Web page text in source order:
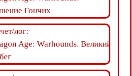
Гончих
лог:
Age: Warhounds. Великий